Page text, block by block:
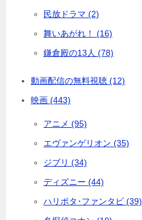
民放ドラマ (2)
舞いあがれ！ (16)
鎌倉殿の13人 (78)
動画配信の無料視聴 (12)
映画 (443)
アニメ (95)
エヴァンゲリオン (35)
ジブリ (34)
ディズニー (44)
ハリポタ･ファンタビ (39)